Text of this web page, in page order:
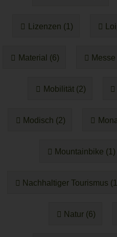
Lizenzen (1)
Material (6) Messe
Mobilität (2)
Modisch (2)
Mountainbike (1)
Nachhaltiger Tourismus
Natur (6)